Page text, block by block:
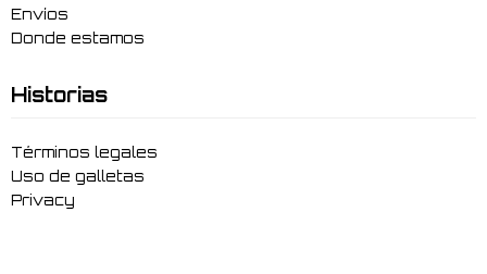
Envíos
Donde estamos
Historias
Términos legales
Uso de galletas
Privacy